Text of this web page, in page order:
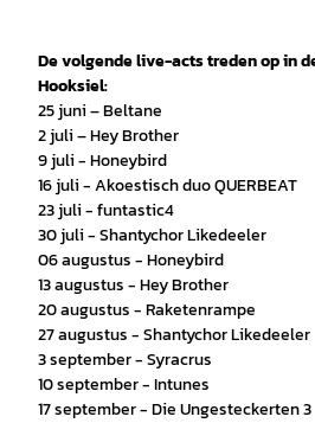
De volgende live-acts treden op in
Hooksiel:
25 juni – Beltane
2 juli – Hey Brother
9 juli - Honeybird
16 juli - Akoestisch duo QUERBEAT
23 juli - funtastic4
30 juli - Shantychor Likedeeler
06 augustus - Honeybird
13 augustus - Hey Brother
20 augustus - Raketenrampe
27 augustus - Shantychor Likedeeler
3 september - Syracrus
10 september - Intunes
17 september - Die Ungesteckerten 3